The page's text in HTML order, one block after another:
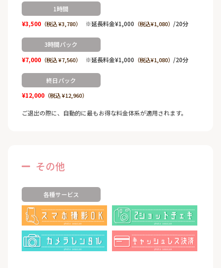
1時間
¥3,500（税込 ¥3,780） ※延長料金¥1,000 （税込¥1,080） /20分
3時間パック
¥7,000（税込 ¥7,560） ※延長料金¥1,000 （税込¥1,080） /20分
終日パック
¥12,000（税込 ¥12,960）
ご退出の際に、自動的に最もお得な料金体系が適用されます。
その他
各種サービス